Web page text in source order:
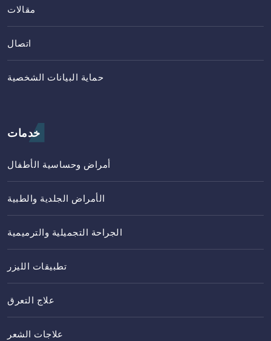
مقالات
اتصال
حماية البيانات الشخصية
خدمات
أمراض وحساسية الأطفال
الأمراض الجلدية والطبية
الجراحة التجميلية والترميمية
تطبيقات الليزر
علاج التعرق
علاجات الشعر